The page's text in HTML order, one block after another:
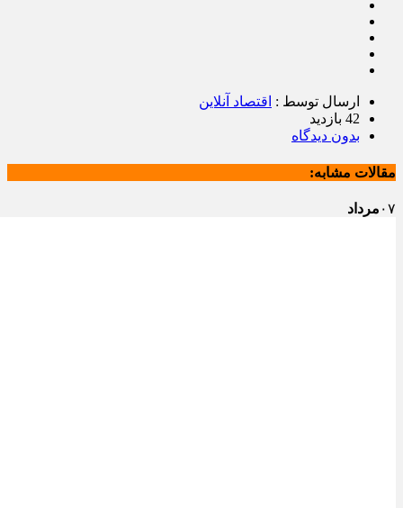
ارسال توسط : اقتصاد آنلاین
42 بازدید
بدون دیدگاه
مقالات مشابه:
۰۷ مرداد